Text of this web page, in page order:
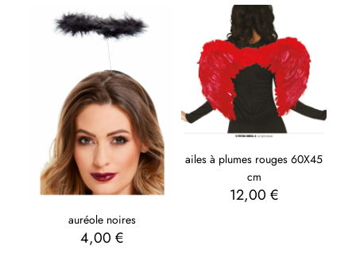
auréole noires
4,00€
ailes à plumes rouges 60X45
cm
12,00 €